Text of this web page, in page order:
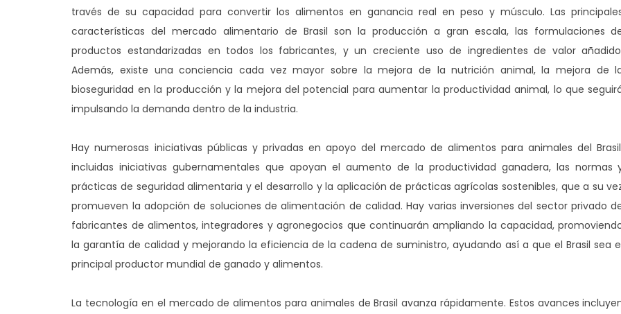
través de su capacidad para convertir los alimentos en ganancia real en peso y músculo. Las
características del mercado alimentario de Brasil son la producción a gran escala, las formulaciones
productos estandarizadas en todos los fabricantes, y un creciente uso de ingredientes de valor
Además, existe una conciencia cada vez mayor sobre la mejora de la nutrición animal, la mejora de
bioseguridad en la producción y la mejora del potencial para aumentar la productividad animal, lo que
impulsando la demanda dentro de la industria.
Hay numerosas iniciativas públicas y privadas en apoyo del mercado de alimentos para animales del
incluidas iniciativas gubernamentales que apoyan el aumento de la productividad ganadera, las normas
prácticas de seguridad alimentaria y el desarrollo y la aplicación de prácticas agrícolas sostenibles, que a su
promueven la adopción de soluciones de alimentación de calidad. Hay varias inversiones del sector privado
fabricantes de alimentos, integradores y agronegocios que continuarán ampliando la capacidad,
la garantía de calidad y mejorando la eficiencia de la cadena de suministro, ayudando así a que el Brasil sea
principal productor mundial de ganado y alimentos.
La tecnología en el mercado de alimentos para animales de Brasil avanza rápidamente. Estos avances